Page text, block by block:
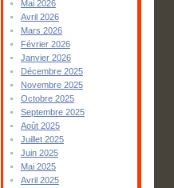
Mai 2026
Avril 2026
Mars 2026
Février 2026
Janvier 2026
Décembre 2025
Novembre 2025
Octobre 2025
Septembre 2025
Août 2025
Juillet 2025
Juin 2025
Mai 2025
Avril 2025